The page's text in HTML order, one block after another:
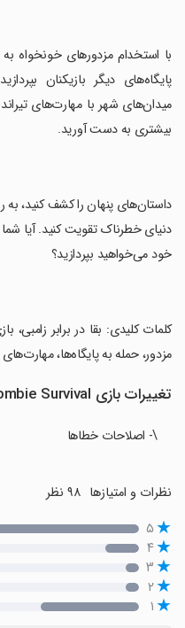
‏با استخدام مزدورهای خونخواه به
پایگاه‌های دیگر بازیکنان
میدان‌های شهر با مهارت‌های
بیشتری به دست آورید.
‏داستان‌های پنهان را کشف کنید، به
دنیای خطرناک تقویت کنید. آیا شما
خود می‌خواهید بپردازید؟
‏کلمات کلیدی: بقا در برابر زامبی،
مزدور، حمله به پایگاه‌ها، مهارت‌های
تغییرات بازی Stay Alive - Zombie Survival در نسخه جدید
\- اصلاحات خطاها
نظرات و امتیازها
۵
۴
۳
۲
۱